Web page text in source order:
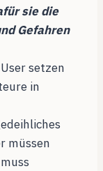
sie die
Gefahren
setzen
in
müssen